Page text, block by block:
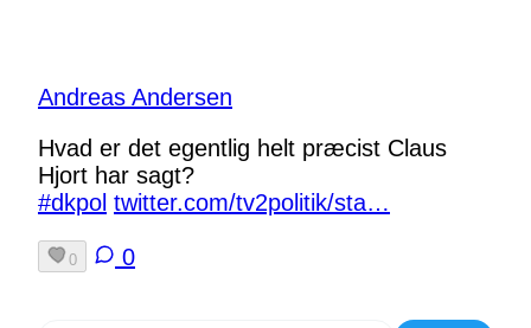
Andreas Andersen
Hvad er det egentlig helt præcist Claus
Hjort har sagt?
#dkpol twitter.com/tv2politik/sta…
0 0